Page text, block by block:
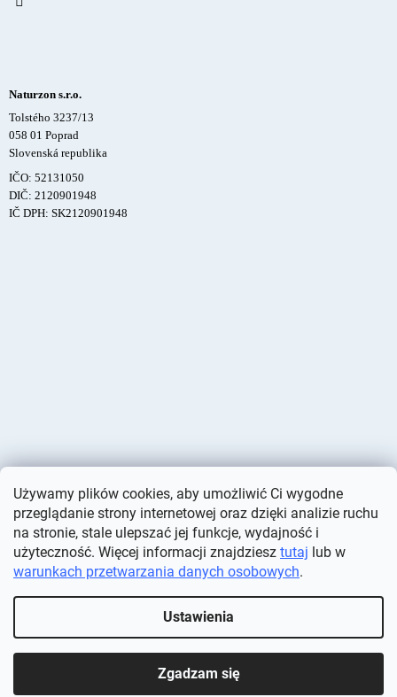
Używamy plików cookies, aby umożliwić Ci wygodne
przeglądanie strony internetowej oraz dzięki analizie ruchu
na stronie, stale ulepszać jej funkcje, wydajność i
użyteczność. Więcej informacji znajdziesz tutaj lub w
warunkach przetwarzania danych osobowych.
Ustawienia
Zgadzam się
Naturzon s.r.o.
Tolstého 3237/13
058 01 Poprad
Slovenská republika
IČO: 52131050
DIČ: 2120901948
IČ DPH: SK2120901948